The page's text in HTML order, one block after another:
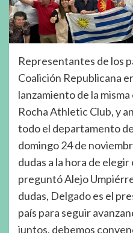
Representantes de los
Coalición Republicana
lanzamiento de la
Rocha Athletic Club, y
todo el departamento
domingo 24 de
dudas a la hora de
preguntó Alejo
dudas, Delgado es el
país para seguir
juntos, debemos